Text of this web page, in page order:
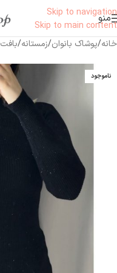
Skip to navigation
Skip to main content
منو
خانه/پوشاک بانوان/زمستانه/بافت
ناموجود